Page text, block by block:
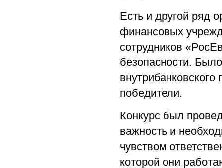
Есть и другой ряд
финансовых
сотрудников
безопасности.
победители.
Конкурс был
важность и
чувством
которой они